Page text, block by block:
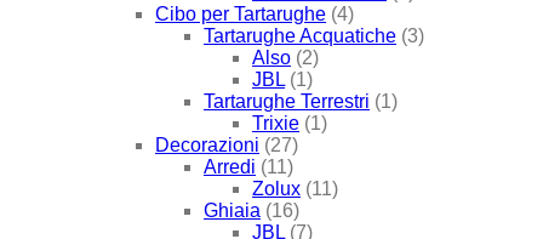
Cibo per Tartarughe (4)
Tartarughe Acquatiche (3)
Also (2)
JBL (1)
Tartarughe Terrestri (1)
Trixie (1)
Decorazioni (27)
Arredi (11)
Zolux (11)
Ghiaia (16)
JBL (7)